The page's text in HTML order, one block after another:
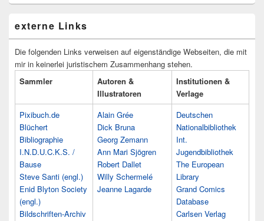
externe Links
Die folgenden Links verweisen auf eigenständige Webseiten, die mit
mir in keinerlei juristischem Zusammenhang stehen.
Sammler
Autoren &
Illustratoren
Institutionen &
Verlage
Pixibuch.de
Blüchert
Bibliographie
I.N.D.U.C.K.S. /
Bause
Steve Santi (engl.)
Enid Blyton Society
(engl.)
Bildschriften-Archiv
Alain Grée
Dick Bruna
Georg Zemann
Ann Mari Sjögren
Robert Dallet
Willy Schermelé
Jeanne Lagarde
Deutschen
Nationalbibliothek
Int.
Jugendbibliothek
The European
Library
Grand Comics
Database
Carlsen Verlag